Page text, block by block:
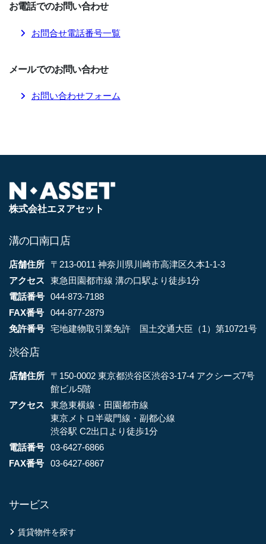
お電話でのお問い合わせ
お問合せ電話番号一覧
メールでのお問い合わせ
お問い合わせフォーム
株式会社エヌアセット
溝の口南口店
店舗住所
〒213-0011 神奈川県川崎市高津区久本1-1-3
アクセス
東急田園都市線 溝の口駅より徒歩1分
電話番号 044-873-7188
FAX番号
044-877-2879
免許番号 宅地建物取引業免許 国土交通大臣（1）第10721号
渋谷店
店舗住所
〒150-0002 東京都渋谷区渋谷3-17-4 アクシーズ7号
館ビル5階
アクセス
東急東横線・田園都市線
東京メトロ半蔵門線・副都心線
渋谷駅 C2出口より徒歩1分
電話番号 03-6427-6866
FAX番号
03-6427-6867
サービス
賃貸物件を探す